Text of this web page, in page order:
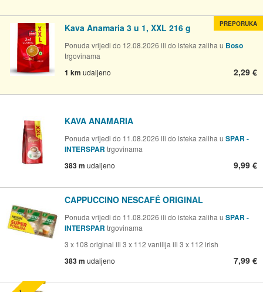
Kava Anamaria 3 u 1, XXL 216 g
Ponuda vrijedi do 12.08.2026 ili do isteka zaliha u Boso
trgovinama
1 km udaljeno 2,29 €
PREPORUKA
KAVA ANAMARIA
Ponuda vrijedi do 11.08.2026 ili do isteka zaliha u SPAR -
INTERSPAR trgovinama
383 m udaljeno 9,99 €
CAPPUCCINO NESCAFÉ ORIGINAL
Ponuda vrijedi do 11.08.2026 ili do isteka zaliha u SPAR -
INTERSPAR trgovinama
3 x 108 original ili 3 x 112 vanilija ili 3 x 112 irish
383 m udaljeno 7,99 €